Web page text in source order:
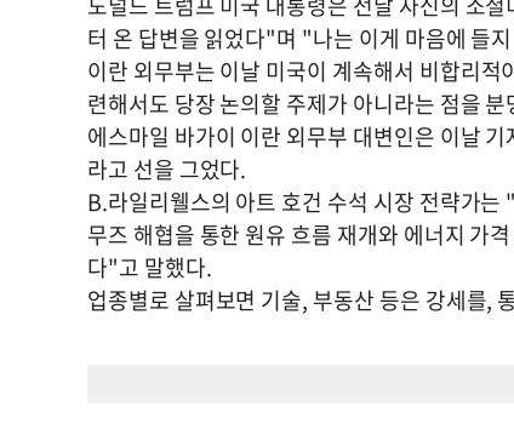
터 온 답변을 읽었다"며 "나는 이게 마음에 들
이란 외무부는 이날 미국이 계속해서 비합리
련해서도 당장 논의할 주제가 아니라는 점을 분
에스마일 바가이 이란 외무부 대변인은 이날
라고 선을 그었다.
B.라일리웰스의 아트 호건 수석 시장 전략가
무즈 해협을 통한 원유 흐름 재개와 에너지 가
다"고 말했다.
업종별로 살펴보면 기술, 부동산 등은 강세를,